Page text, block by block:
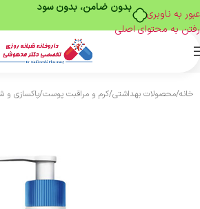
بدون ضامن، بدون سود
عبور به ناوبری
رفتن به محتوای اصلی
خانه/محصولات بهداشتی/کرم و مراقبت پوست/پاکسازی